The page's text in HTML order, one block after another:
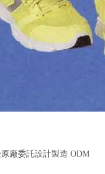
廠委託設計製造 ODM